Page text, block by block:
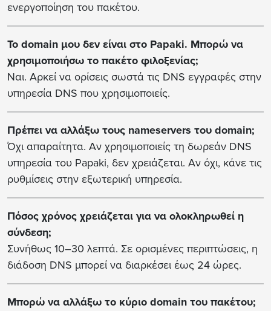
ενεργοποίηση του πακέτου.
Το domain μου δεν είναι στο Papaki. Μπορώ να
χρησιμοποιήσω το πακέτο φιλοξενίας;
Ναι. Αρκεί να ορίσεις σωστά τις DNS εγγραφές στην
υπηρεσία DNS που χρησιμοποιείς.
Πρέπει να αλλάξω τους nameservers του domain;
Όχι απαραίτητα. Αν χρησιμοποιείς τη δωρεάν DNS
υπηρεσία του Papaki, δεν χρειάζεται. Αν όχι, κάνε τις
ρυθμίσεις στην εξωτερική υπηρεσία.
Πόσος χρόνος χρειάζεται για να ολοκληρωθεί η
σύνδεση;
Συνήθως 10–30 λεπτά. Σε ορισμένες περιπτώσεις, η
διάδοση DNS μπορεί να διαρκέσει έως 24 ώρες.
Μπορώ να αλλάξω το κύριο domain του πακέτου;